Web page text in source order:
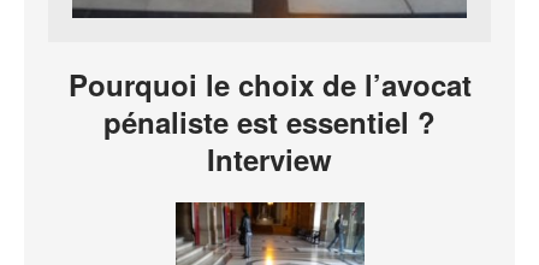
Pourquoi le choix de l’avocat
pénaliste est essentiel ?
Interview